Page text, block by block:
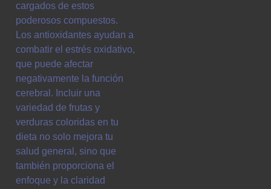
cargados de estos
poderosos compuestos.
Los antioxidantes ayudan a
combatir el estrés oxidativo,
que puede afectar
negativamente la función
cerebral. Incluir una
variedad de frutas y
verduras coloridas en tu
dieta no solo mejora tu
salud general, sino que
también proporciona el
enfoque y la claridad